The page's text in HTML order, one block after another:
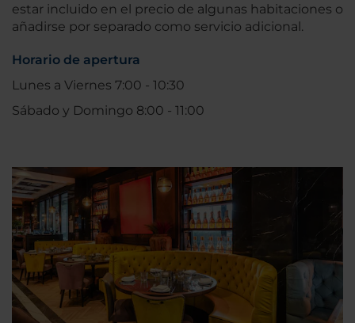
estar incluido en el precio de algunas habitaciones o
añadirse por separado como servicio adicional.
Horario de apertura
Lunes a Viernes 7:00 - 10:30
Sábado y Domingo 8:00 - 11:00